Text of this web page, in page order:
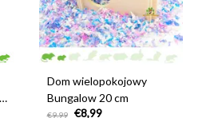
Dom wielopokojowy
Bungalow 20 cm
€9,99
€8,99